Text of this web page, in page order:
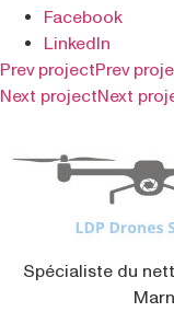
Facebook
LinkedIn
Prev projectPrev
Next projectNext
Spécialiste du